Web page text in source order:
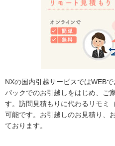
NXの国内引越サービスではWEB
パックでのお引越しをはじめ、ご
す。訪問見積もりに代わるリモミ
可能です。お引越しのお見積り、
ております。